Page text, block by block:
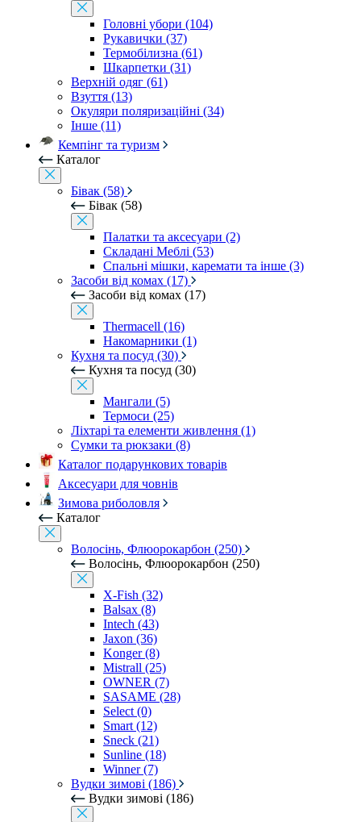
Головні убори (104)
Рукавички (37)
Термобілизна (61)
Шкарпетки (31)
Верхній одяг (61)
Взуття (13)
Окуляри поляризаційні (34)
Інше (11)
Кемпінг та туризм
Каталог
Бівак (58)
Бівак (58)
Палатки та аксесуари (2)
Складані Меблі (53)
Спальні мішки, каремати та інше (3)
Засоби від комах (17)
Засоби від комах (17)
Thermacell (16)
Накомарники (1)
Кухня та посуд (30)
Кухня та посуд (30)
Мангали (5)
Термоси (25)
Ліхтарі та елементи живлення (1)
Сумки та рюкзаки (8)
Каталог подарункових товарів
Аксесуари для човнів
Зимова риболовля
Каталог
Волосінь, Флюорокарбон (250)
Волосінь, Флюорокарбон (250)
X-Fish (32)
Balsax (8)
Intech (43)
Jaxon (36)
Konger (8)
Mistrall (25)
OWNER (7)
SASAME (28)
Select (0)
Smart (12)
Sneck (21)
Sunline (18)
Winner (7)
Вудки зимові (186)
Вудки зимові (186)